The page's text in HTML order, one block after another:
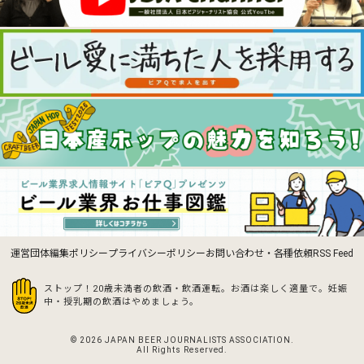
運営団体編集ポリシープライバシーポリシーお問い合わせ・各種依頼RSS Feed
ストップ！20歳未満者の飲酒・飲酒運転。お酒は楽しく適量で。 妊娠
中・授乳期の飲酒はやめましょう。
© 2026 JAPAN BEER JOURNALISTS ASSOCIATION.
All Rights Reserved.